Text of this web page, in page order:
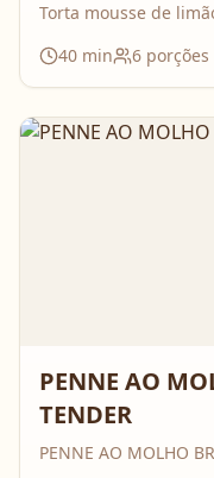
Torta mousse de
40 min 6 porções
PENNE AO
TENDER
PENNE AO MOLHO